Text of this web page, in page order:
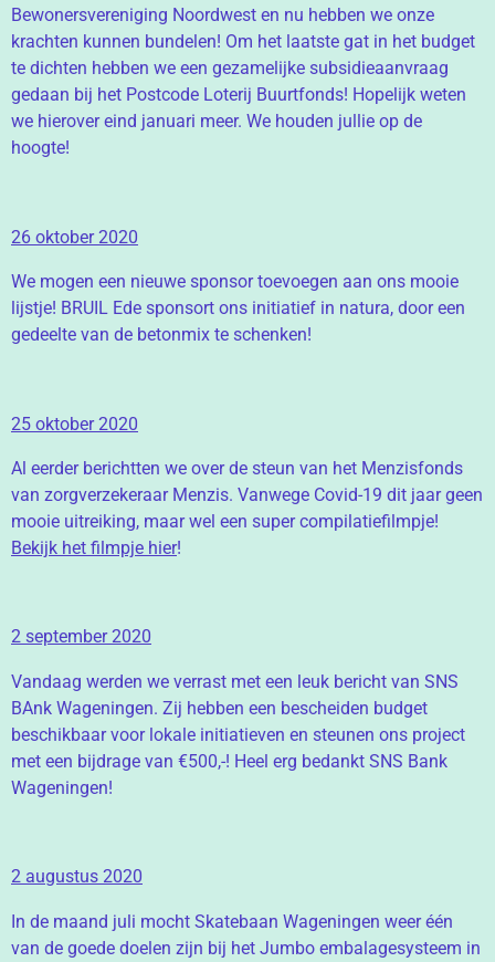
Bewonersvereniging Noordwest en nu hebben we onze
krachten kunnen bundelen! Om het laatste gat in het budget
te dichten hebben we een gezamelijke subsidieaanvraag
gedaan bij het Postcode Loterij Buurtfonds! Hopelijk weten
we hierover eind januari meer. We houden jullie op de
hoogte!
26 oktober 2020
We mogen een nieuwe sponsor toevoegen aan ons mooie
lijstje! BRUIL Ede sponsort ons initiatief in natura, door een
gedeelte van de betonmix te schenken!
25 oktober 2020
Al eerder berichtten we over de steun van het Menzisfonds
van zorgverzekeraar Menzis. Vanwege Covid-19 dit jaar geen
mooie uitreiking, maar wel een super compilatiefilmpje!
Bekijk het filmpje hier!
2 september 2020
Vandaag werden we verrast met een leuk bericht van SNS
BAnk Wageningen. Zij hebben een bescheiden budget
beschikbaar voor lokale initiatieven en steunen ons project
met een bijdrage van €500,-! Heel erg bedankt SNS Bank
Wageningen!
2 augustus 2020
In de maand juli mocht Skatebaan Wageningen weer één
van de goede doelen zijn bij het Jumbo embalagesysteem in